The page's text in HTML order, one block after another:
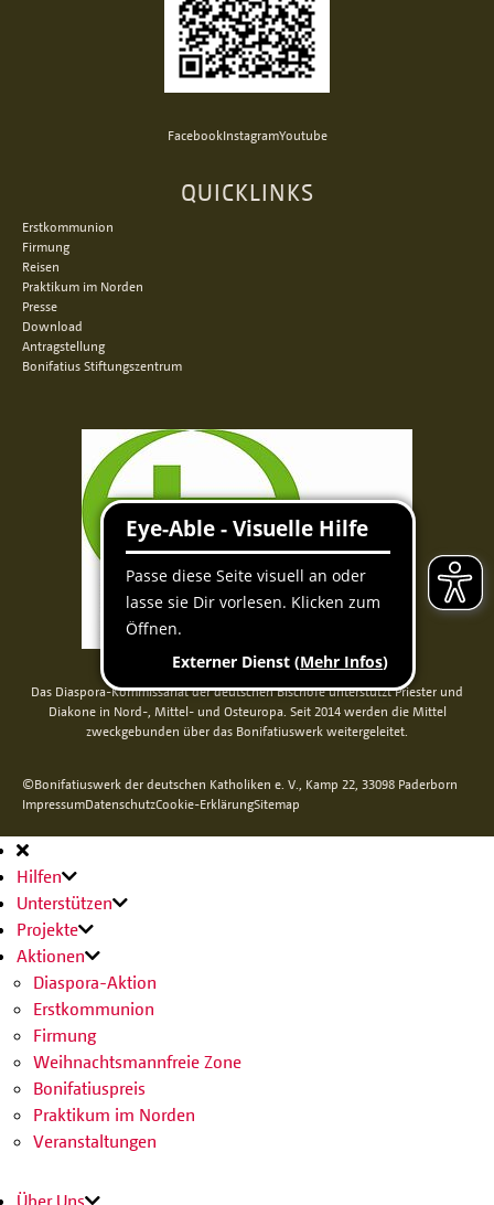
FacebookInstagramYoutube
QUICKLINKS
Erstkommunion
Firmung
Reisen
Praktikum im Norden
Presse
Download
Antragstellung
Bonifatius Stiftungszentrum
Das Diaspora-Kommissariat der deutschen Bischöfe unterstützt Priester und
Diakone in Nord-, Mittel- und Osteuropa. Seit 2014 werden die Mittel
zweckgebunden über das Bonifatiuswerk weitergeleitet.
©Bonifatiuswerk der deutschen Katholiken e. V., Kamp 22, 33098 Paderborn
ImpressumDatenschutzCookie-ErklärungSitemap
Hauptnavigation
Hilfen
Unterstützen
Projekte
Aktionen
Diaspora-Aktion
Erstkommunion
Firmung
Weihnachtsmannfreie Zone
Bonifatiuspreis
Praktikum im Norden
Veranstaltungen